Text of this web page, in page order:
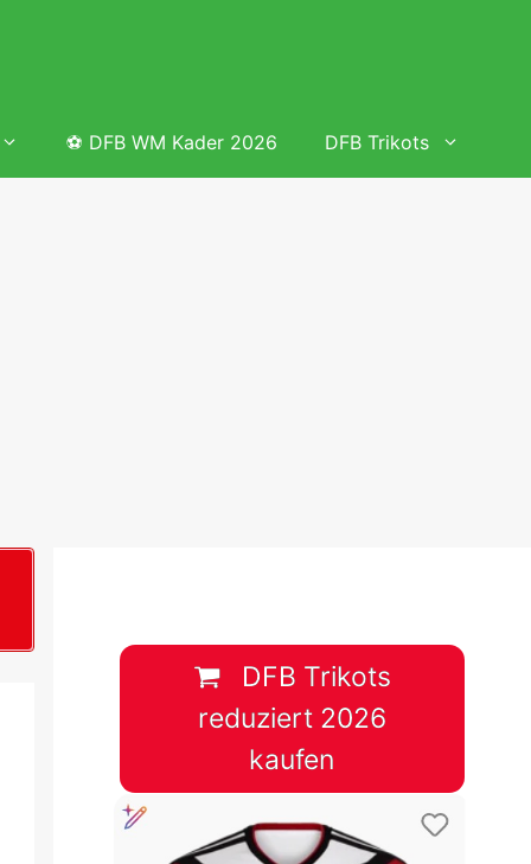
&
&
Tabelle
⚽ DFB WM Kader 2026 DFB Trikots
DFB Trikots
reduziert 2026
kaufen